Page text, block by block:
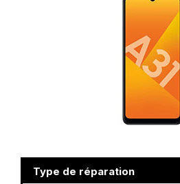
Type de réparation